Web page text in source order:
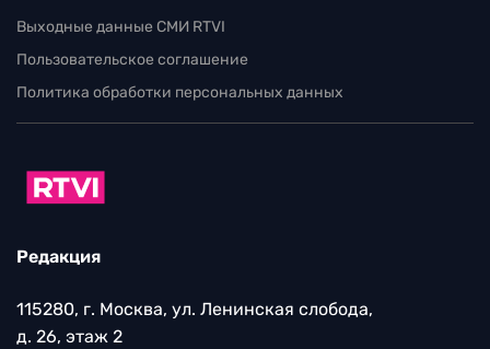
Выходные данные СМИ RTVI
Пользовательское соглашение
Политика обработки персональных данных
Редакция
115280, г. Москва, ул. Ленинская слобода,
д. 26, этаж 2